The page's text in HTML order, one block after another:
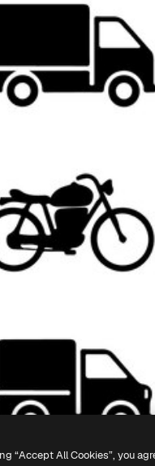
“Accept All Cookies”, you